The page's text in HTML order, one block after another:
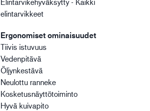
elintarvikkeet
Ergonomiset ominaisuudet
Tiivis istuvuus
Vedenpitävä
Öljynkestävä
Neulottu ranneke
Kosketusnäyttötoiminto
Hyvä kuivapito